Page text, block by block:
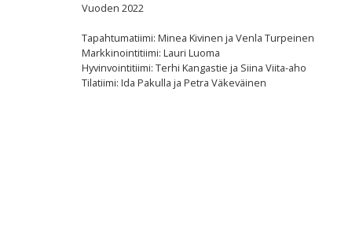
Vuoden 2022
Tapahtumatiimi: Minea Kivinen ja Venla Turpeinen
Markkinointitiimi: Lauri Luoma
Hyvinvointitiimi: Terhi Kangastie ja Siina Viita-aho
Tilatiimi: Ida Pakulla ja Petra Väkeväinen